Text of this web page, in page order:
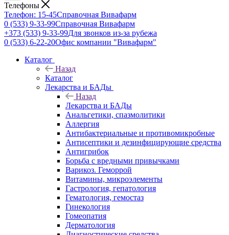
Телефоны
Телефон: 15-45Справочная Вивафарм
0 (533) 9-33-99Справочная Вивафарм
+373 (533) 9-33-99Для звонков из-за рубежа
0 (533) 6-22-20Офис компании "Вивафарм"
Каталог
Назад
Каталог
Лекарства и БАДы
Назад
Лекарства и БАДы
Анальгетики, спазмолитики
Аллергия
Антибактериальные и противомикробные
Антисептики и дезинфицирующие средства
Антигрибок
Борьба с вредными привычками
Варикоз. Геморрой
Витамины, микроэлементы
Гастрология, гепатология
Гематология, гемостаз
Гинекология
Гомеопатия
Дерматология